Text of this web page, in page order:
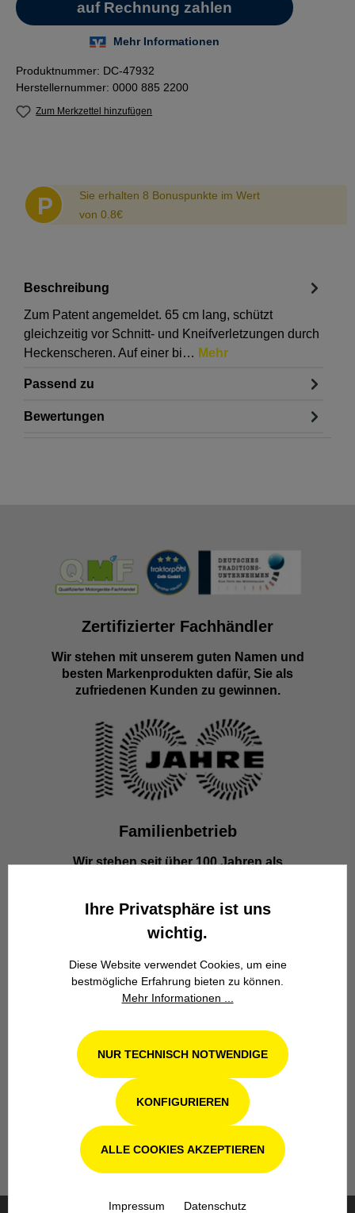
Produktnummer: DC-47932
Herstellernummer: 0000 885 2200
Zum Merkzettel hinzufügen
P
Sie erhalten 8 Bonuspunkte im Wert
von 0.8€
Beschreibung
Zum Patent angemeldet. 65 cm lang, schützt
gleichzeitig vor Schnitt- und Kneifverletzungen durch
Heckenscheren. Auf einer bi… Mehr
Passend zu
Bewertungen
Zertifizierter Fachhändler
Wir stehen mit unserem guten Namen und
besten Markenprodukten dafür, Sie als
zufriedenen Kunden zu gewinnen.
Familienbetrieb
Wir stehen seit über 100 Jahren als
Zuverlässigkeit.
Werkstatt in Odenthal / Köln
Unsere Fachwerkstatt für Garten-, Forst-
und Landtechnik- Geräte in Odenthal bei
Köln steht Ihnen auch nach dem Kauf mit
Ihre Privatsphäre ist uns
wichtig.
Diese Website verwendet Cookies, um eine
bestmögliche Erfahrung bieten zu können.
Mehr Informationen ...
NUR TECHNISCH NOTWENDIGE
KONFIGURIEREN
ALLE COOKIES AKZEPTIEREN
Impressum Datenschutz